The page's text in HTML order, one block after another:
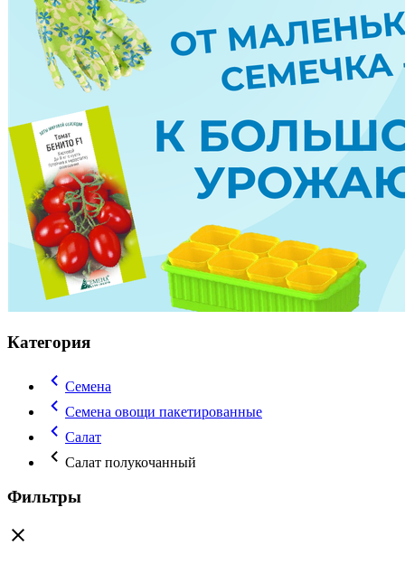
Категория
Семена
Семена овощи пакетированные
Салат
Салат полукочанный
Фильтры